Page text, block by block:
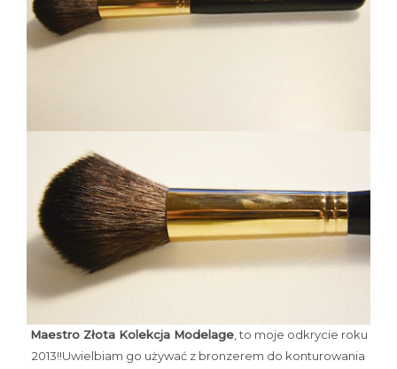
Maestro Złota Kolekcja Modelage, to moje odkrycie roku
2013!!Uwielbiam go używać z bronzerem do konturowania